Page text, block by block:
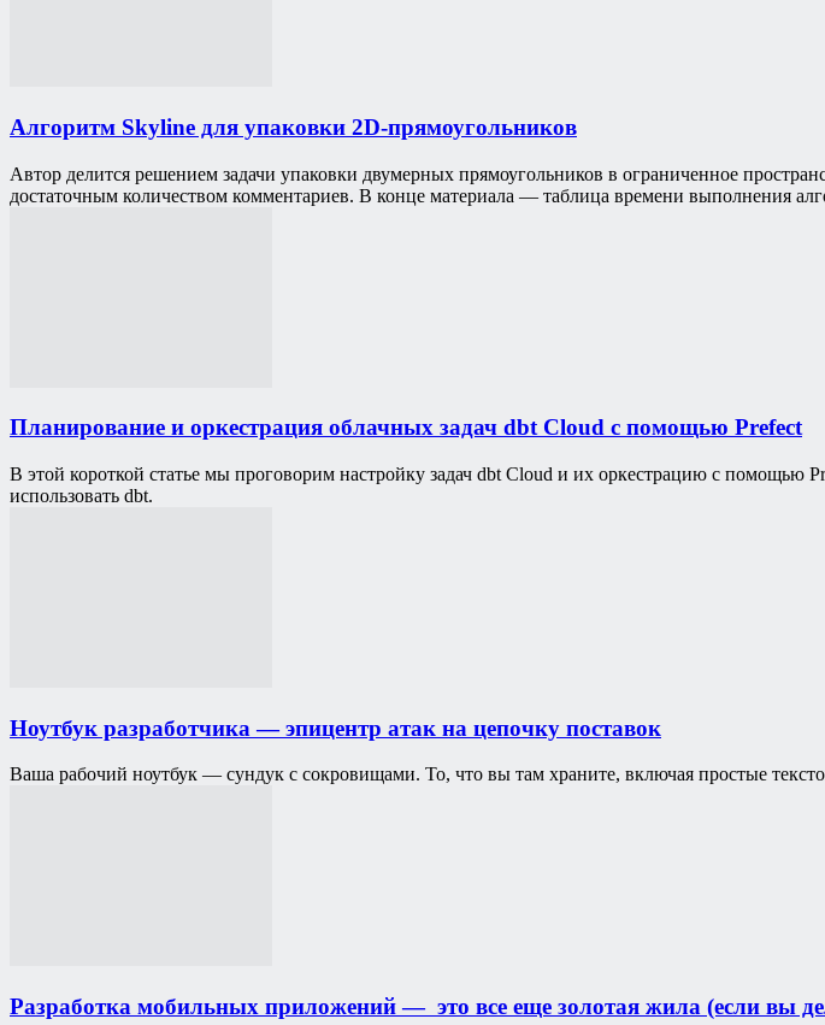
Алгоритм Skyline для упаковки 2D-прямоугольников
Автор делится решением задачи упаковки двумерных прямоугольников в ограниченное
достаточным количеством комментариев. В конце материала — таблица времени выполнения
Планирование и оркестрация облачных задач dbt Cloud с помощью Prefect
В этой короткой статье мы проговорим настройку задач dbt Cloud и их оркестрацию с помощью
использовать dbt.
Ноутбук разработчика — эпицентр атак на цепочку поставок
Ваша рабочий ноутбук — сундук с сокровищами. То, что вы там храните, включая простые
Разработка мобильных приложений — это все еще золотая жила (если вы